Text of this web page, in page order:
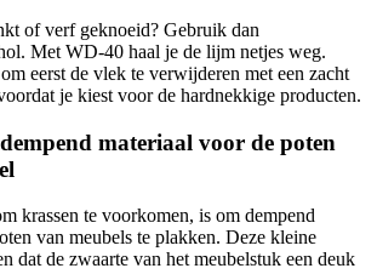
of verf geknoeid? Gebruik dan
Met WD-40 haal je de lijm netjes weg.
eerst de vlek te verwijderen met een zacht
je kiest voor de hardnekkige producten.
materiaal voor de poten
krassen te voorkomen, is om dempend
van meubels te plakken. Deze kleine
dat de zwaarte van het meubelstuk een deuk